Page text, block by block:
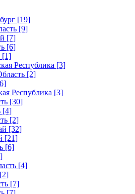
[19]
[9]
[7]
[6]
[1]
Республика [3]
[2]
Республика [3]
[30]
[4]
[2]
[32]
[21]
[6]
[4]
[7]